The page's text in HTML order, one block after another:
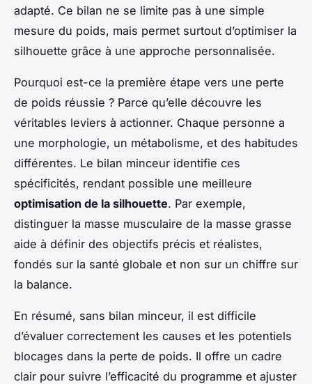
adapté. Ce bilan ne se limite pas à une simple
mesure du poids, mais permet surtout d’optimiser la
silhouette grâce à une approche personnalisée.
Pourquoi est-ce la première étape vers une perte
de poids réussie ? Parce qu’elle découvre les
véritables leviers à actionner. Chaque personne a
une morphologie, un métabolisme, et des habitudes
différentes. Le bilan minceur identifie ces
spécificités, rendant possible une meilleure
optimisation de la silhouette. Par exemple,
distinguer la masse musculaire de la masse grasse
aide à définir des objectifs précis et réalistes,
fondés sur la santé globale et non sur un chiffre sur
la balance.
En résumé, sans bilan minceur, il est difficile
d’évaluer correctement les causes et les potentiels
blocages dans la perte de poids. Il offre un cadre
clair pour suivre l’efficacité du programme et ajuster